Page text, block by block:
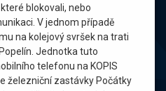
blokovali, nebo
V jednom případě
na kolejový svršek na trati
Jednotka tuto
telefonu na KOPIS
železniční zastávky Počátky